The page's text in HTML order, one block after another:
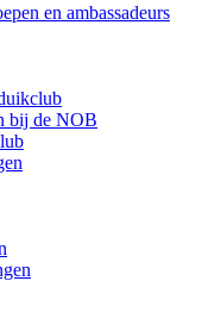
en ambassadeurs
bij de NOB